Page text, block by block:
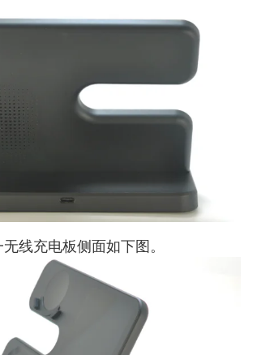
线充电板侧面如下图。